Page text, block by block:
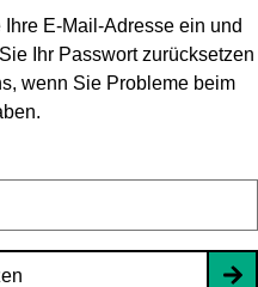
E-Mail-Adresse ein und
Ihr Passwort zurücksetzen
wenn Sie Probleme beim